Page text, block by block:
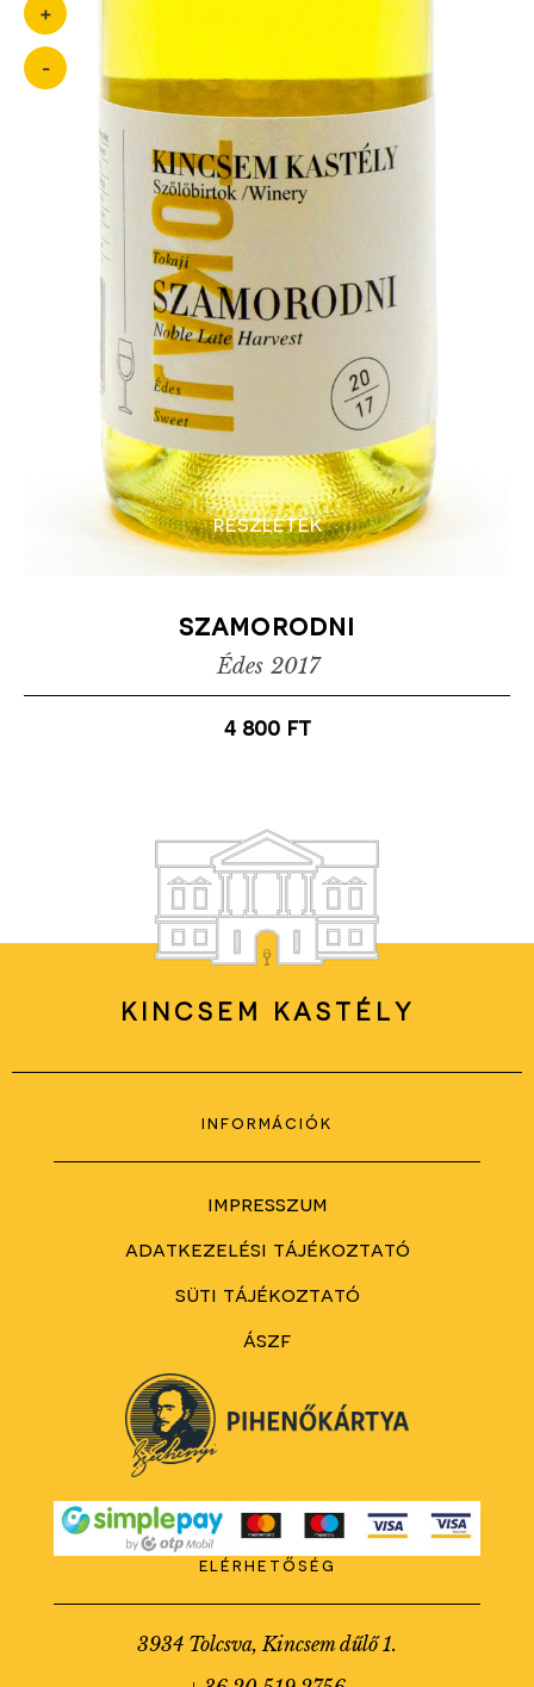
+
-
részletek
szamorodni
Édes 2017
4 800 ft
KINCSEM KASTÉLY
információk
impresszum
adatkezelési tájékoztató
süti tájékoztató
ászf
elérhetőség
3934 Tolcsva, Kincsem dűlő 1.